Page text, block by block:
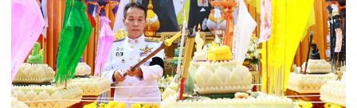
สังฆทาน
แห่ง
เสริม
สิริ
มงคล